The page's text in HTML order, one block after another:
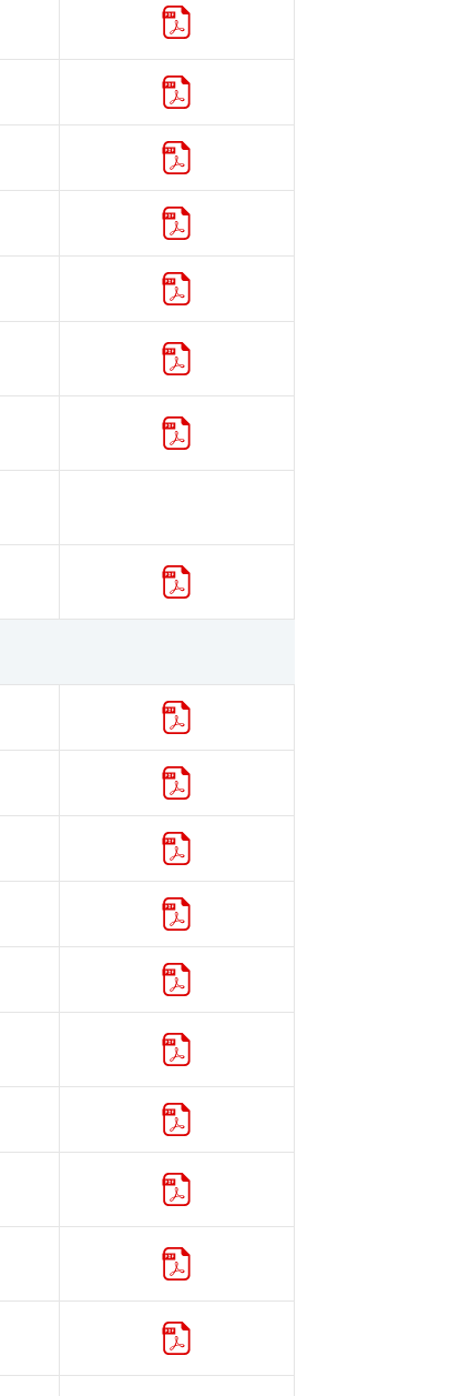
カタログ
カタログ
カタログ
カタログ
カタログ
カタログ
カタログ
カタログ
カタログ
カタログ
カタログ
カタログ
カタログ
カタログ
カタログ
カタログ
カタログ
カタログ